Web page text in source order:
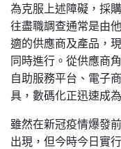
為克服上述障礙，採
往盡職調查通常是由
適的供應商及產品，
同時進行。從供應商
自助服務平台、電子
具，數碼化正迅速成
雖然在新冠疫情爆發
出現，但今時今日實